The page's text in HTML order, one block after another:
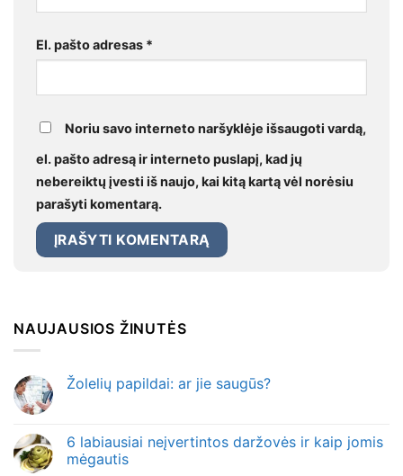
El. pašto adresas *
Noriu savo interneto naršyklėje išsaugoti vardą,
el. pašto adresą ir interneto puslapį, kad jų
nebereiktų įvesti iš naujo, kai kitą kartą vėl norėsiu
parašyti komentarą.
NAUJAUSIOS ŽINUTĖS
Žolelių papildai: ar jie saugūs?
6 labiausiai neįvertintos daržovės ir kaip jomis
mėgautis